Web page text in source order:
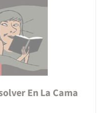
En La Cama